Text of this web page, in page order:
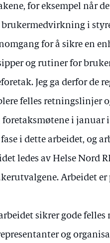
for eksempel når
i
for å sikre en
og rutiner for
Jeg ga derfor de
felles retningslinjer
i januar i
i dette arbeidet, og
ledes av Helse Nord
Arbeidet
sikrer gode felles
og